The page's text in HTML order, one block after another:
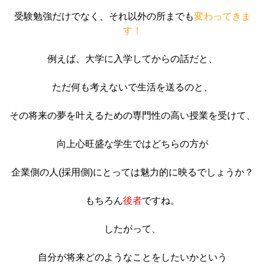
受験勉強だけでなく、それ以外の所までも変わってきま
す！
例えば、大学に入学してからの話だと、
ただ何も考えないで生活を送るのと、
その将来の夢を叶えるための専門性の高い授業を受けて、
向上心旺盛な学生ではどちらの方が
企業側の人(採用側)にとっては魅力的に映るでしょうか？
もちろん後者ですね。
したがって、
自分が将来どのようなことをしたいかという